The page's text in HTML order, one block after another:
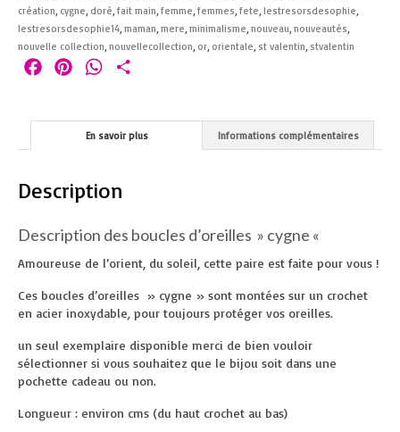
création, cygne, doré,fait main,femme,femmes,fete,lestresorsdesophie,
lestresorsdesophie14,maman,mere,minimalisme,nouveau,nouveautés,
nouvelle collection,nouvellecollection, or, orientale, st valentin, stvalentin
FacebookPinterestWhatsApp
En savoir plus Informations complémentaires
Description
Description des boucles d’oreilles » cygne «
Amoureuse de l’orient, du soleil, cette paire est faite pour vous !
Ces boucles d’oreilles » cygne » sont montées sur un crochet
en acier inoxydable, pour toujours protéger vos oreilles.
un seul exemplaire disponible merci de bien vouloir
sélectionner si vous souhaitez que le bijou soit dans une
pochette cadeau ou non.
Longueur : environ cms (du haut crochet au bas)